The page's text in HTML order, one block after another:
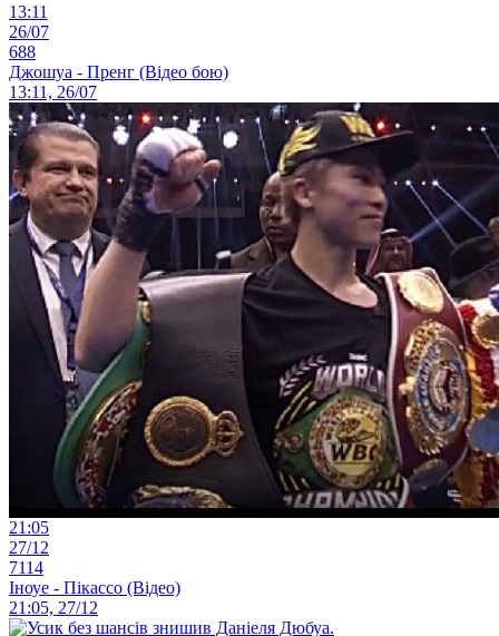
13:11
26/07
688
Джошуа - Пренг (Відео бою)
13:11, 26/07
21:05
27/12
7114
Іноуе - Пікассо (Відео)
21:05, 27/12